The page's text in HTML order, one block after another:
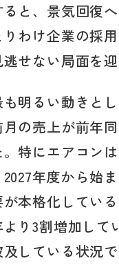
と、景気回復
わけ企業の採
せない局面を迎
明るい動きと
の売上が前年
特にエアコン
年度から始
本格化してい
り3割増加し
している状況で